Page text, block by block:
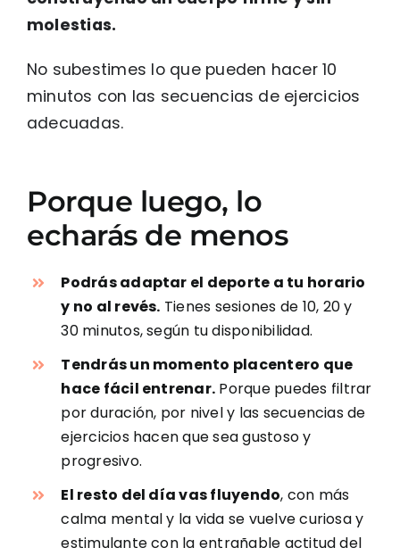
molestias.
No subestimes lo que pueden hacer 10
minutos con las secuencias de ejercicios
adecuadas.
Porque luego, lo
echarás de menos
Podrás adaptar el deporte a tu horario
y no al revés. Tienes sesiones de 10, 20 y
30 minutos, según tu disponibilidad.
Tendrás un momento placentero que
hace fácil entrenar. Porque puedes filtrar
por duración, por nivel y las secuencias de
ejercicios hacen que sea gustoso y
progresivo.
El resto del día vas fluyendo, con más
calma mental y la vida se vuelve curiosa y
estimulante con la entrañable actitud del